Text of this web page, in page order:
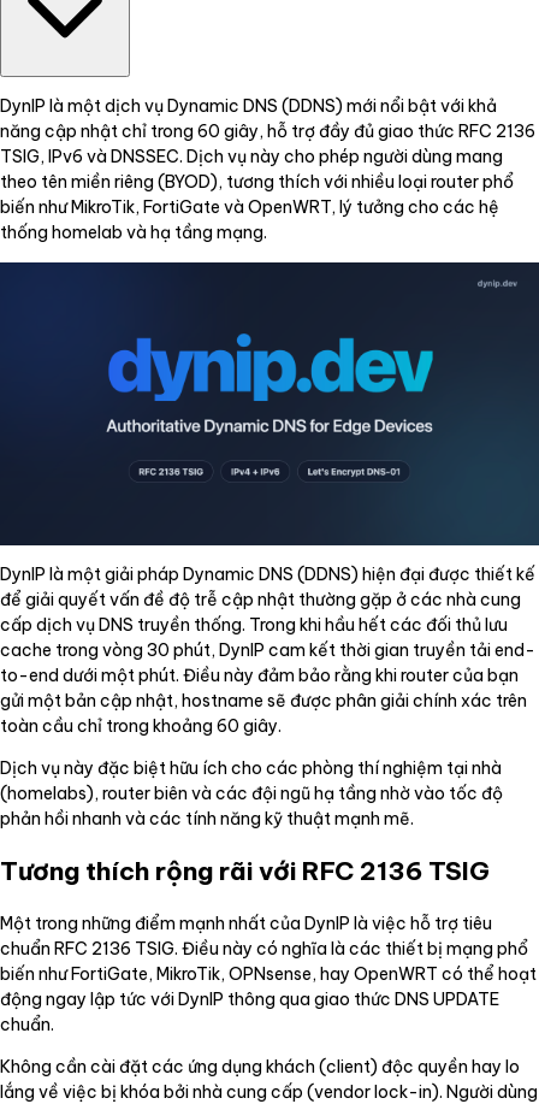
DynIP là một dịch vụ Dynamic DNS (DDNS) mới nổi bật với khả
năng cập nhật chỉ trong 60 giây, hỗ trợ đầy đủ giao thức RFC 2136
TSIG, IPv6 và DNSSEC. Dịch vụ này cho phép người dùng mang
theo tên miền riêng (BYOD), tương thích với nhiều loại router phổ
biến như MikroTik, FortiGate và OpenWRT, lý tưởng cho các hệ
thống homelab và hạ tầng mạng.
DynIP là một giải pháp Dynamic DNS (DDNS) hiện đại được thiết kế
để giải quyết vấn đề độ trễ cập nhật thường gặp ở các nhà cung
cấp dịch vụ DNS truyền thống. Trong khi hầu hết các đối thủ lưu
cache trong vòng 30 phút, DynIP cam kết thời gian truyền tải end-
to-end dưới một phút. Điều này đảm bảo rằng khi router của bạn
gửi một bản cập nhật, hostname sẽ được phân giải chính xác trên
toàn cầu chỉ trong khoảng 60 giây.
Dịch vụ này đặc biệt hữu ích cho các phòng thí nghiệm tại nhà
(homelabs), router biên và các đội ngũ hạ tầng nhờ vào tốc độ
phản hồi nhanh và các tính năng kỹ thuật mạnh mẽ.
Tương thích rộng rãi với RFC 2136 TSIG
Một trong những điểm mạnh nhất của DynIP là việc hỗ trợ tiêu
chuẩn RFC 2136 TSIG. Điều này có nghĩa là các thiết bị mạng phổ
biến như FortiGate, MikroTik, OPNsense, hay OpenWRT có thể hoạt
động ngay lập tức với DynIP thông qua giao thức DNS UPDATE
chuẩn.
Không cần cài đặt các ứng dụng khách (client) độc quyền hay lo
lắng về việc bị khóa bởi nhà cung cấp (vendor lock-in). Người dùng